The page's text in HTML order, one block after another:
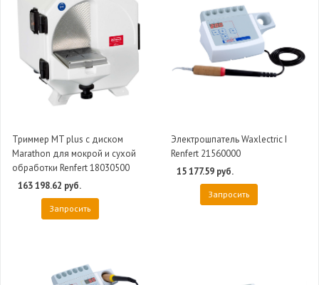
Триммер MT plus с диском
Marathon для мокрой и сухой
обработки Renfert 18030500
163 198.62 руб.
Запросить
Электрошпатель Waxlectric I
Renfert 21560000
15 177.59 руб.
Запросить